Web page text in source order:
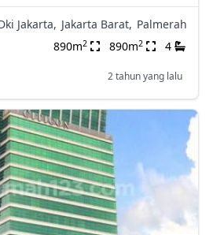
Jakarta, Jakarta Barat, Palmerah
890m2 890m2 4
2 tahun yang lalu